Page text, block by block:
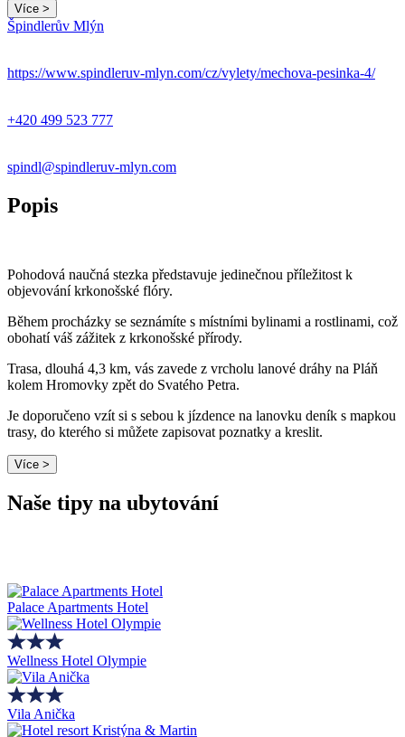
Více >
Špindlerův Mlýn
https://www.spindleruv-mlyn.com/cz/vylety/mechova-pesinka-4/
+420 499 523 777
spindl@spindleruv-mlyn.com
Popis
Pohodová naučná stezka představuje jedinečnou příležitost k
objevování krkonošské flóry.
Během procházky se seznámíte s místními bylinami a rostlinami, což
obohatí váš zážitek z krkonošské přírody.
Trasa, dlouhá 4,3 km, vás zavede z vrcholu lanové dráhy na Pláň
kolem Hromovky zpět do Svatého Petra.
Je doporučeno vzít si s sebou k jízdence na lanovku deník s mapkou
trasy, do kterého si můžete zapisovat poznatky a kreslit.
Více >
Naše tipy na ubytování
Palace Apartments Hotel
Wellness Hotel Olympie
Vila Anička